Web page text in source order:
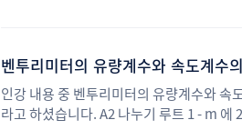
벤투리미터의 유량계수와 속도계수
인강 내용 중 벤투리미터의 유량계수와 속
라고 하셨습니다. A2 나누기 루트 1 - m 에